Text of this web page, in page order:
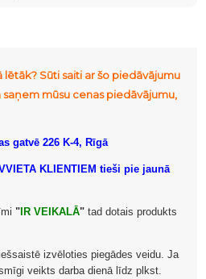
Sūti saiti ar šo piedāvājumu
saņem mūsu cenas piedāvājumu,
gatvē 226 K-4, Rīgā
KLIENTIEM tieši pie jaunā
" IR VEIKALĀ" tad dotais produkts
izvēloties piegādes veidu. Ja
veikts darba dienā līdz plkst.